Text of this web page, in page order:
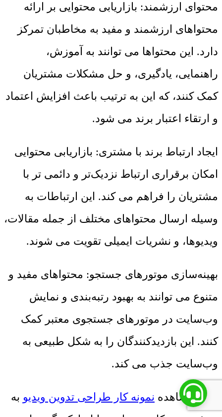
محتوای ارزشمند: بازاریابی محتوایی بر ارائه
محتواهای ارزشمند و مفید به مخاطبان تمرکز
دارد. این محتواها می توانند به آموزش،
راهنمایی، یادگیری، و حل مشکلات مشتریان
کمک کنند، که این به ترتیب باعث افزایش اعتماد
و ارتقاء اعتبار برند می شود.
ایجاد ارتباط برند با مشتری: بازاریابی محتوایی
امکان برقراری ارتباط نزدیک‌تر و دائمی تر با
مشتریان را فراهم می کند. این ارتباطات به
وسیله ارسال محتواهای مختلف از جمله مقالات،
ویدیوها، و نشریات ایمیلی تقویت می شوند.
بهینه‌سازی موتورهای جستجو: محتواهای مفید و
متنوع می توانند به بهبود رتبه‌بندی و نمایش
وب‌سایت در موتورهای جستجوی معتبر کمک
کنند. این بازدیدکنندگان را به شکل طبیعی به
وب‌سایت جذب می کند.
برای مشاهده نمونه کار طراحی تدوین ویدیو به